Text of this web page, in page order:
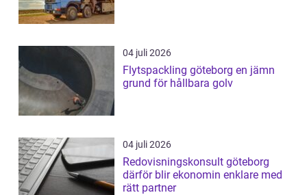
04 juli 2026
Flytspackling göteborg en jämn
grund för hållbara golv
04 juli 2026
Redovisningskonsult göteborg
därför blir ekonomin enklare med
rätt partner